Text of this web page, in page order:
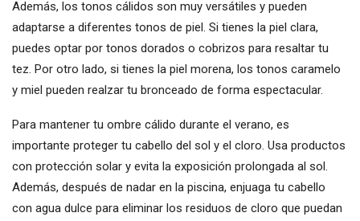
Además, los tonos cálidos son muy versátiles y pueden
adaptarse a diferentes tonos de piel. Si tienes la piel clara,
puedes optar por tonos dorados o cobrizos para resaltar tu
tez. Por otro lado, si tienes la piel morena, los tonos caramelo
y miel pueden realzar tu bronceado de forma espectacular.
Para mantener tu ombre cálido durante el verano, es
importante proteger tu cabello del sol y el cloro. Usa productos
con protección solar y evita la exposición prolongada al sol.
Además, después de nadar en la piscina, enjuaga tu cabello
con agua dulce para eliminar los residuos de cloro que puedan